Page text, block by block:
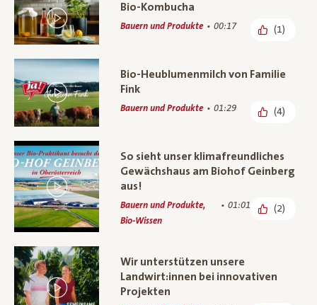
Bio-Kombucha
Bauern und Produkte 00:17 (1)
Bio-Heublumenmilch von Familie
Fink
Bauern und Produkte 01:29 (4)
So sieht unser klimafreundliches
Gewächshaus am Biohof Geinberg
aus!
Bauern und Produkte,
Bio-Wissen
01:01 (2)
Wir unterstützen unsere
Landwirt:innen bei innovativen
Projekten